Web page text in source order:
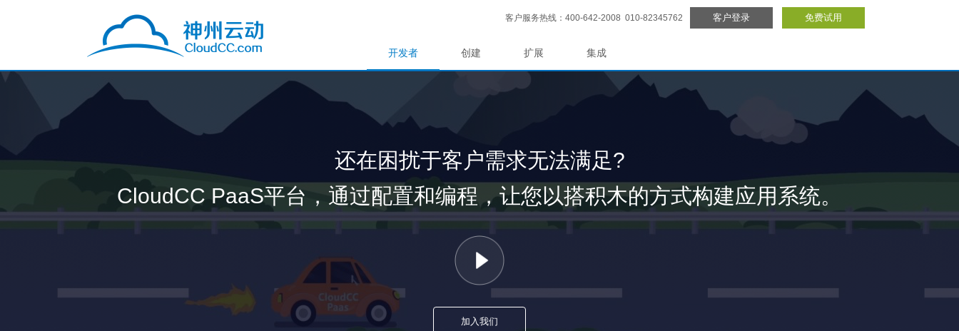
客户服务热线：400-642-2008 010-82345762 客户登录 免费试用
开发者 创建 扩展 集成
还在困扰于客户需求无法满足?
CloudCC PaaS平台，通过配置和编程，让您以搭积木的方式构建应用系统。
加入我们